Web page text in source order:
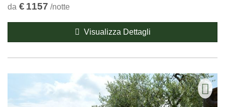
da € 1157 /notte
Visualizza Dettagli